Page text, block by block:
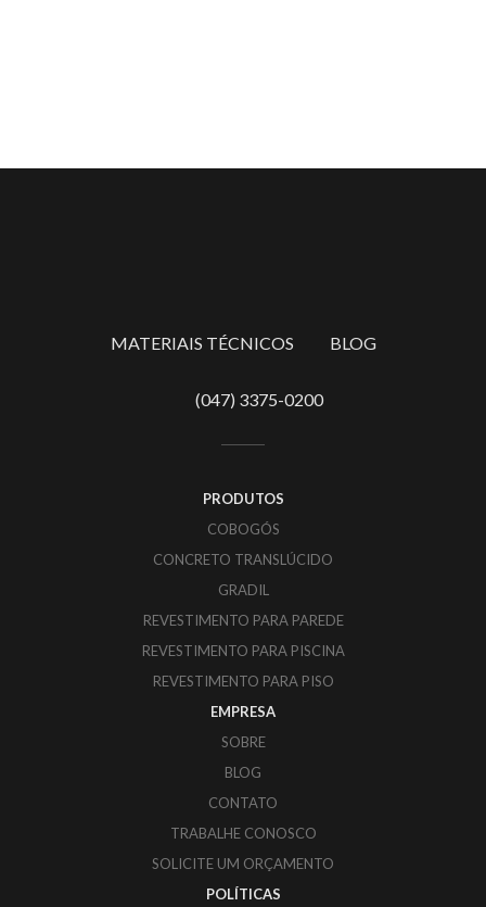
MATERIAIS TÉCNICOS BLOG
(047) 3375-0200
PRODUTOS
COBOGÓS
CONCRETO TRANSLÚCIDO
GRADIL
REVESTIMENTO PARA PAREDE
REVESTIMENTO PARA PISCINA
REVESTIMENTO PARA PISO
EMPRESA
SOBRE
BLOG
CONTATO
TRABALHE CONOSCO
SOLICITE UM ORÇAMENTO
POLÍTICAS